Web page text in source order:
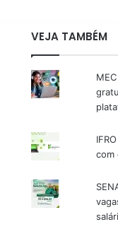
VEJA TAMBÉM
com